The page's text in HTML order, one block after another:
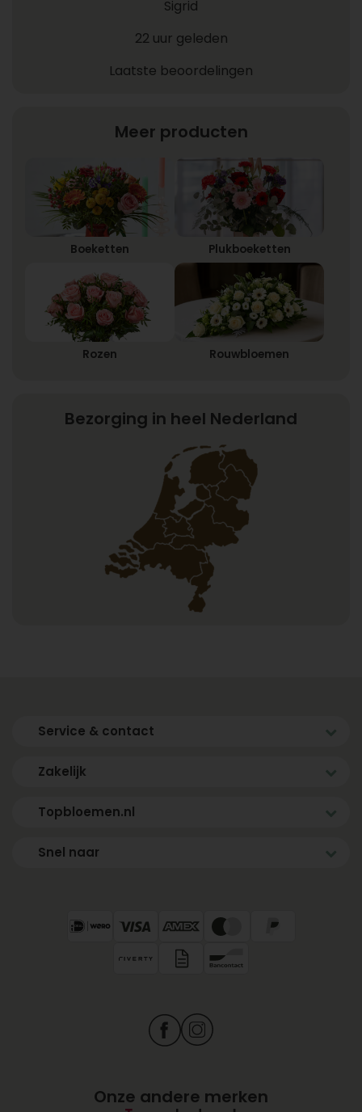
Sigrid
22 uur geleden
Laatste beoordelingen
Meer producten
Boeketten Plukboeketten
Rozen Rouwbloemen
Bezorging in heel Nederland
Service & contact
Zakelijk
Topbloemen.nl
Snel naar
Onze andere merken